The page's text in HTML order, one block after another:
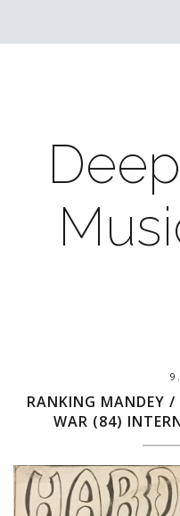
RANKING MANDEY
WAR (84)